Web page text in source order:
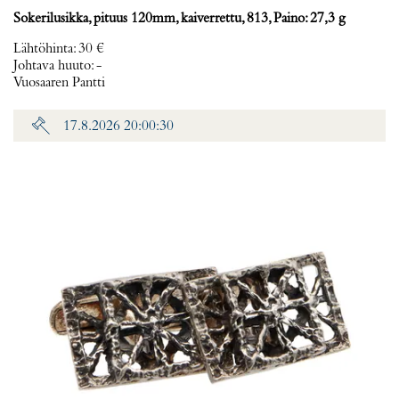
Sokerilusikka, pituus 120mm, kaiverrettu, 813, Paino: 27,3 g
Lähtöhinta:30 €
Johtava huuto:-
Vuosaaren Pantti
17.8.2026 20:00:30